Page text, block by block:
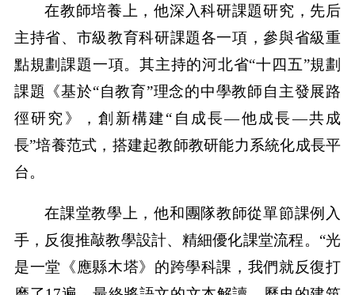
在教師培養上，他深入科研課題研究，先后
主持省、市級教育科研課題各一項，參與省級重
點規劃課題一項。其主持的河北省“十四五”規劃
課題《基於“自教育”理念的中學教師自主發展路
徑研究》，創新構建“自成長—他成長—共成
長”培養范式，搭建起教師教研能力系統化成長平
台。
在課堂教學上，他和團隊教師從單節課例入
手，反復推敲教學設計、精細優化課堂流程。“光
是一堂《應縣木塔》的跨學科課，我們就反復打